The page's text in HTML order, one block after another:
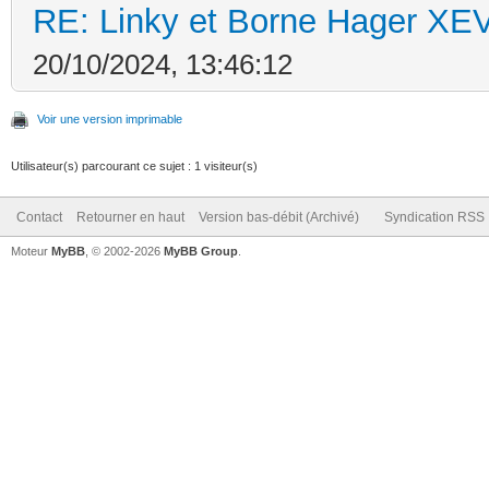
RE: Linky et Borne Hager
20/10/2024, 13:46:12
Voir une version imprimable
Utilisateur(s) parcourant ce sujet : 1 visiteur(s)
Contact Retourner en haut Version bas-débit (Archivé) Syndication RSS
Moteur MyBB , © 2002-2026 MyBB Group